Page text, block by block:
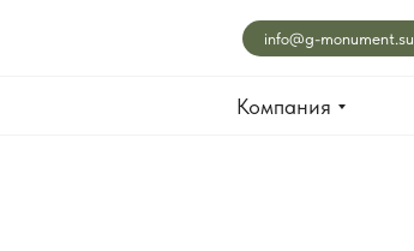
Компания
info@g-monument.su